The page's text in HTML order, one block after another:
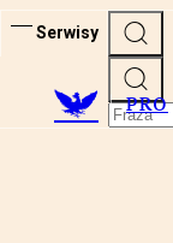
Serwisy
PRO